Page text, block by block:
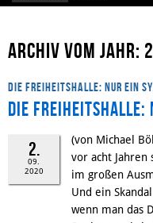
Archiv vom Jahr:
DIE FREIHEITSHALLE: NUR EIN
DIE FREIHEITSHALLE:
2.
09.
2020
(von Michael
vor acht Jahren
im großen
Und ein
wenn man das